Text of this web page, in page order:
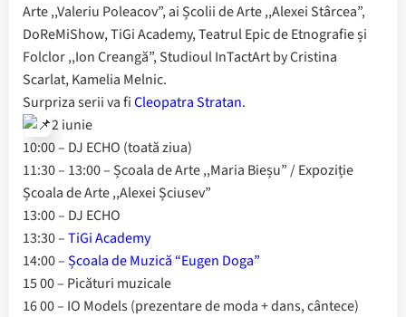
Arte ,,Valeriu Poleacov”, ai Școlii de Arte ,,Alexei Stârcea”,
DoReMiShow, TiGi Academy, Teatrul Epic de Etnografie și
Folclor ,,Ion Creangă”, Studioul InTactArt by Cristina
Scarlat, Kamelia Melnic.
Surpriza serii va fiCleopatra Stratan.
2 iunie
10:00 – DJ ECHO (toată ziua)
11:30 – 13:00 – Școala de Arte ,,Maria Bieșu” / Expoziție
Școala de Arte ,,Alexei Șciusev”
13:00 – DJ ECHO
13:30 –TiGi Academy
14:00 –Școala de Muzică “Eugen Doga”
15 00 – Picături muzicale
16 00 – IO Models (prezentare de moda + dans, cântece)